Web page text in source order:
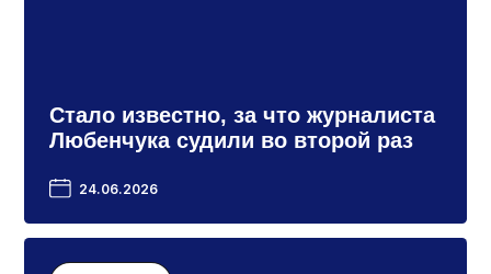
Стало известно, за что журналиста
Любенчука судили во второй раз
24.06.2026